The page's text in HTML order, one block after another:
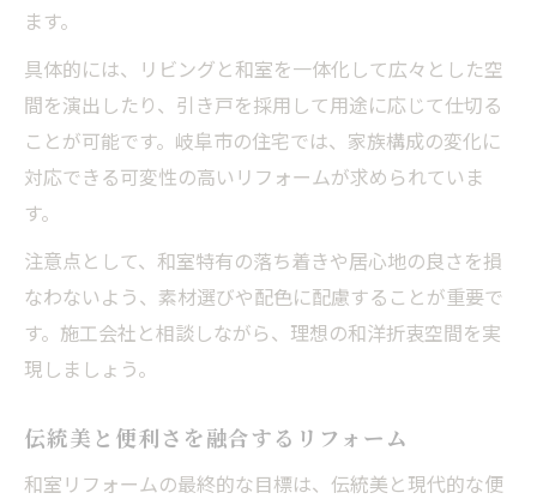
ます。
具体的には、リビングと和室を一体化して広々とした空
間を演出したり、引き戸を採用して用途に応じて仕切る
ことが可能です。岐阜市の住宅では、家族構成の変化に
対応できる可変性の高いリフォームが求められていま
す。
注意点として、和室特有の落ち着きや居心地の良さを損
なわないよう、素材選びや配色に配慮することが重要で
す。施工会社と相談しながら、理想の和洋折衷空間を実
現しましょう。
伝統美と便利さを融合するリフォーム
和室リフォームの最終的な目標は、伝統美と現代的な便